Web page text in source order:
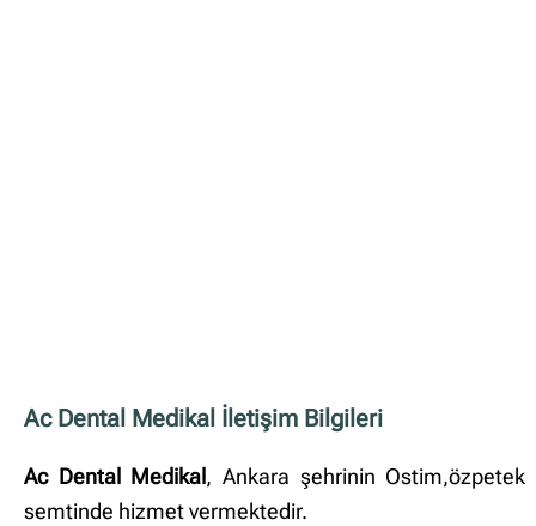
Ac Dental Medikal İletişim Bilgileri
Ac Dental Medikal , Ankara şehrinin Ostim,özpetek
semtinde hizmet vermektedir.